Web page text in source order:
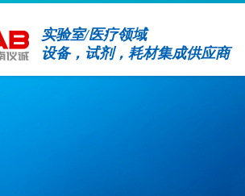
实验室/医疗领域
设备，试剂，耗材集成供应商